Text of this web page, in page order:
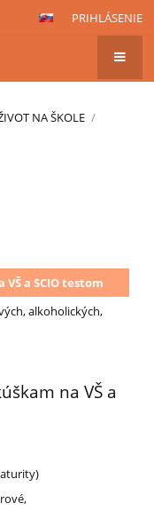
PRIHLÁSENIE
NA ŠKOLE /
a SCIO testom
alkoholických,
na VŠ a